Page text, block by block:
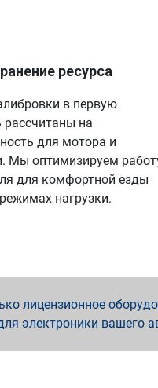
ресурса
в первую
рассчитаны на
для мотора и
Мы оптимизируем
для комфортной езды
нагрузки.
лицензионное
электроники вашего